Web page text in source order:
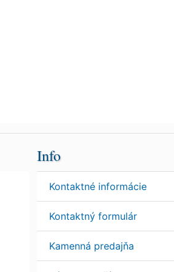
Info
Kontaktné informácie
Kontaktný formulár
Kamenná predajňa